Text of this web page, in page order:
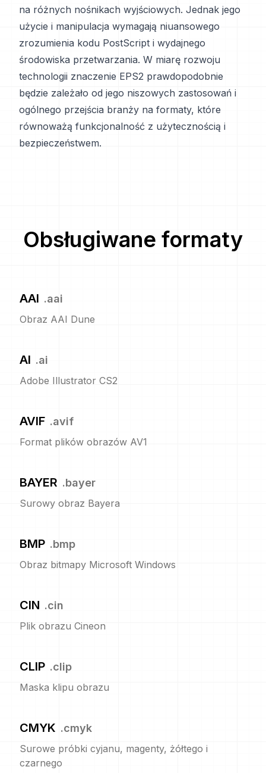
na różnych nośnikach wyjściowych. Jednak jego
użycie i manipulacja wymagają niuansowego
zrozumienia kodu PostScript i wydajnego
środowiska przetwarzania. W miarę rozwoju
technologii znaczenie EPS2 prawdopodobnie
będzie zależało od jego niszowych zastosowań i
ogólnego przejścia branży na formaty, które
równoważą funkcjonalność z użytecznością i
bezpieczeństwem.
Obsługiwane formaty
AAI .aai
Obraz AAI Dune
AI .ai
Adobe Illustrator CS2
AVIF .avif
Format plików obrazów AV1
BAYER .bayer
Surowy obraz Bayera
BMP .bmp
Obraz bitmapy Microsoft Windows
CIN .cin
Plik obrazu Cineon
CLIP .clip
Maska klipu obrazu
CMYK .cmyk
Surowe próbki cyjanu, magenty, żółtego i
czarnego